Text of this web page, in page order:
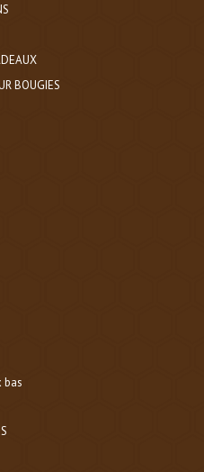
BOUGIES
bas